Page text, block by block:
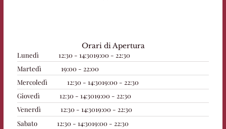
Orari di Apertura
Lunedì
12:30 - 14:3019:00 - 22:30
Martedì
19:00 - 22:00
Mercoledì
12:30 - 14:3019:00 - 22:30
Giovedì
12:30 - 14:3019:00 - 22:30
Venerdì
12:30 - 14:3019:00 - 22:30
Sabato
12:30 - 14:3019:00 - 22:30